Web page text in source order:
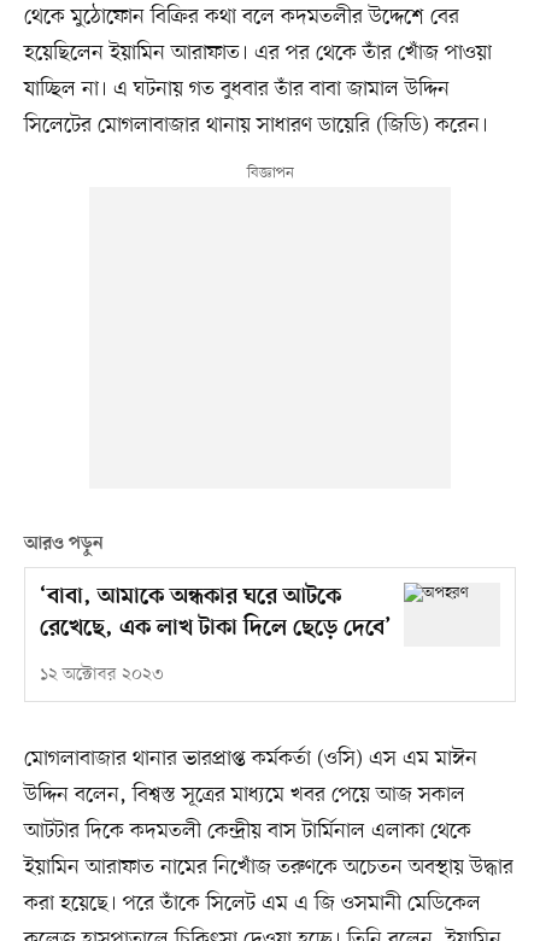
থেকে মুঠোফোন বিক্রির কথা বলে কদমতলীর উদ্দেশে বের
হয়েছিলেন ইয়ামিন আরাফাত। এর পর থেকে তাঁর খোঁজ পাওয়া
যাচ্ছিল না। এ ঘটনায় গত বুধবার তাঁর বাবা জামাল উদ্দিন
সিলেটের মোগলাবাজার থানায় সাধারণ ডায়েরি (জিডি) করেন।
আরও পড়ুন
‘বাবা, আমাকে অন্ধকার ঘরে আটকে
রেখেছে, এক লাখ টাকা দিলে ছেড়ে দেবে’
১২ অক্টোবর ২০২৩
মোগলাবাজার থানার ভারপ্রাপ্ত কর্মকর্তা (ওসি) এস এম মাঈন
উদ্দিন বলেন, বিশ্বস্ত সূত্রের মাধ্যমে খবর পেয়ে আজ সকাল
আটটার দিকে কদমতলী কেন্দ্রীয় বাস টার্মিনাল এলাকা থেকে
ইয়ামিন আরাফাত নামের নিখোঁজ তরুণকে অচেতন অবস্থায় উদ্ধার
করা হয়েছে। পরে তাঁকে সিলেট এম এ জি ওসমানী মেডিকেল